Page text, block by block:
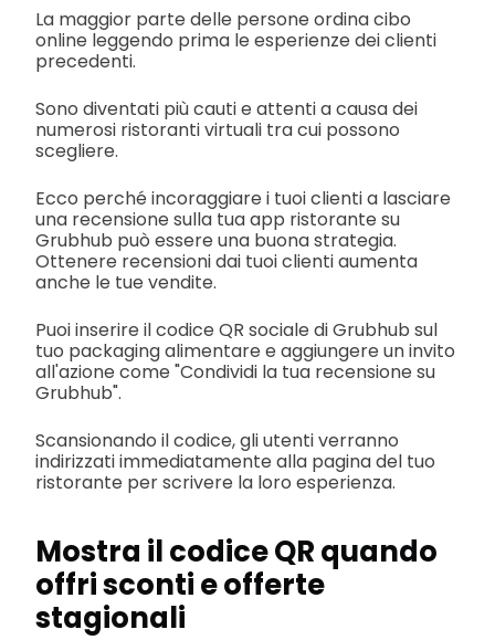
La maggior parte delle persone ordina cibo
online leggendo prima le esperienze dei clienti
precedenti.
Sono diventati più cauti e attenti a causa dei
numerosi ristoranti virtuali tra cui possono
scegliere.
Ecco perché incoraggiare i tuoi clienti a lasciare
una recensione sulla tua app ristorante su
Grubhub può essere una buona strategia.
Ottenere recensioni dai tuoi clienti aumenta
anche le tue vendite.
Puoi inserire il codice QR sociale di Grubhub sul
tuo packaging alimentare e aggiungere un invito
all'azione come "Condividi la tua recensione su
Grubhub".
Scansionando il codice, gli utenti verranno
indirizzati immediatamente alla pagina del tuo
ristorante per scrivere la loro esperienza.
Mostra il codice QR quando
offri sconti e offerte
stagionali